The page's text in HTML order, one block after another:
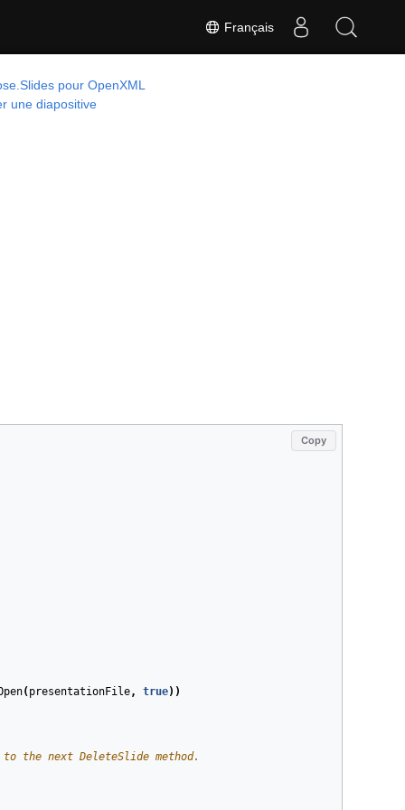
Français
pour OpenXML
une diapositive
Copy
( presentationFile, true))
the next DeleteSlide method.